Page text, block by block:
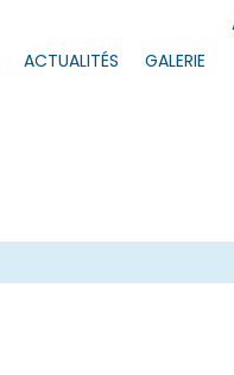
ACTUALITÉS GALERIE